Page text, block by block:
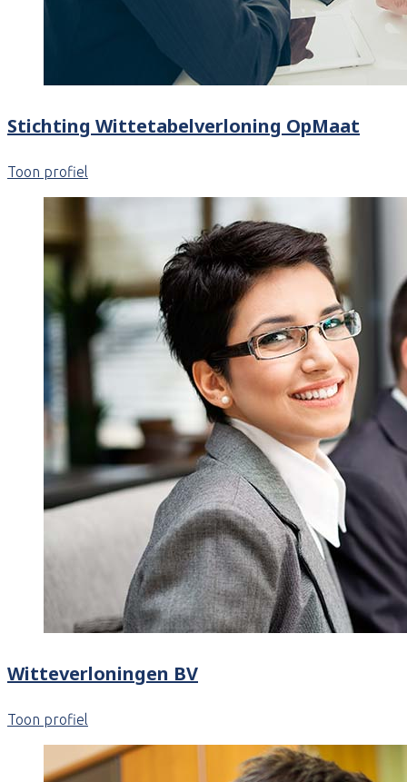
Stichting Wittetabelverloning OpMaat
Toon profiel
Witteverloningen BV
Toon profiel